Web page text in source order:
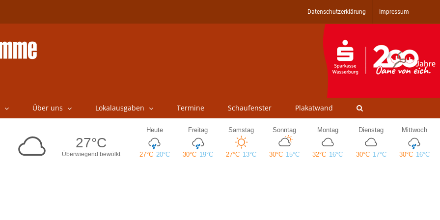
Datenschutzerklärung Impressum
Über uns Lokalausgaben Termine Schaufenster Plakatwand